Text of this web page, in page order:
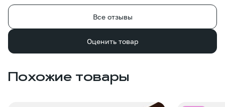
Все отзывы
Оценить товар
Похожие товары